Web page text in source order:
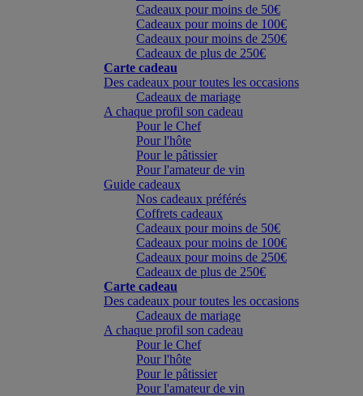
Cadeaux pour moins de 50€
Cadeaux pour moins de 100€
Cadeaux pour moins de 250€
Cadeaux de plus de 250€
Carte cadeau
Des cadeaux pour toutes les occasions
Cadeaux de mariage
A chaque profil son cadeau
Pour le Chef
Pour l'hôte
Pour le pâtissier
Pour l'amateur de vin
Guide cadeaux
Nos cadeaux préférés
Coffrets cadeaux
Cadeaux pour moins de 50€
Cadeaux pour moins de 100€
Cadeaux pour moins de 250€
Cadeaux de plus de 250€
Carte cadeau
Des cadeaux pour toutes les occasions
Cadeaux de mariage
A chaque profil son cadeau
Pour le Chef
Pour l'hôte
Pour le pâtissier
Pour l'amateur de vin